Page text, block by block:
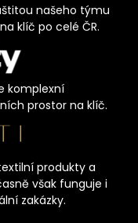
našeho týmu
klíč po celé ČR.
komplexní
prostor na klíč.
produkty a
však funguje i
zakázky.